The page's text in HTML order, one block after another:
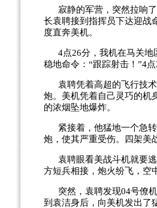
寂静的军营，突然拉响
长袁聘接到指挥员下达迎战
度直奔美机。
4点26分，我机在马关地
稳地命令：“跟踪射击！”4点
袁聘凭着高超的飞行技
炮。美机凭着自己灵巧的机
的浓烟坠地爆炸。
紧接着，他猛地一个急
炮，使其严重受伤。四架美
袁聘眼看美战斗机就要
方短兵相接，炮火纷飞，空
突然，袁聘发现04号僚
到袁洁身后，向美机发出了